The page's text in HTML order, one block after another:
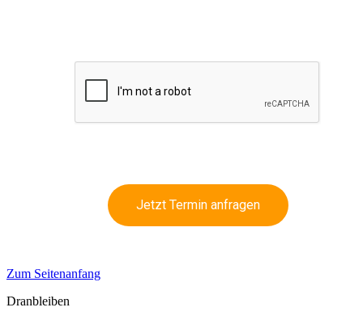
Jetzt Termin anfragen
Zum Seitenanfang
Dranbleiben